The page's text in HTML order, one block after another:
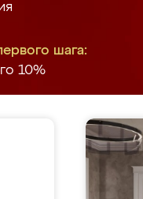
шага:
10%